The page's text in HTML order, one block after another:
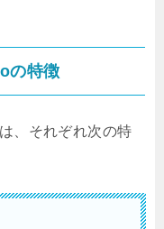
の特徴
、それぞれ次の特